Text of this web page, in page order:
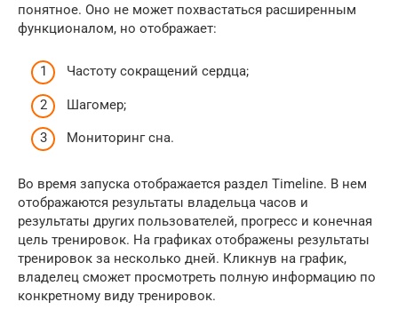
понятное. Оно не может похвастаться расширенным
функционалом, но отображает:
Частоту сокращений сердца;
Шагомер;
Мониторинг сна.
Во время запуска отображается раздел Timeline. В нем
отображаются результаты владельца часов и
результаты других пользователей, прогресс и конечная
цель тренировок. На графиках отображены результаты
тренировок за несколько дней. Кликнув на график,
владелец сможет просмотреть полную информацию по
конкретному виду тренировок.